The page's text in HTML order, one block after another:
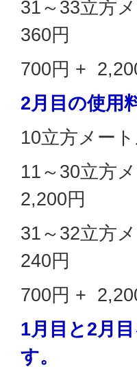
31～33立方
360円
700円 +
2月目の使用
10立方メー
11～30立方
2,200円
31～32立方
240円
700円 +
1月目と2月
す。